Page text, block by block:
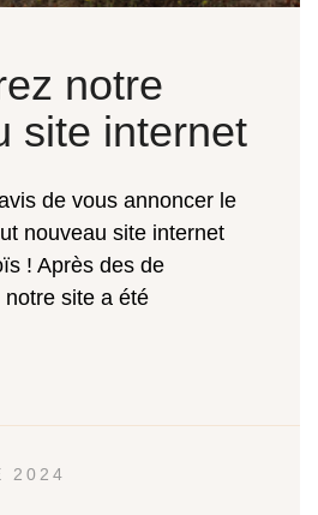
notre
site internet
de vous annoncer le
nouveau site internet
! Après des de
site a été
2024